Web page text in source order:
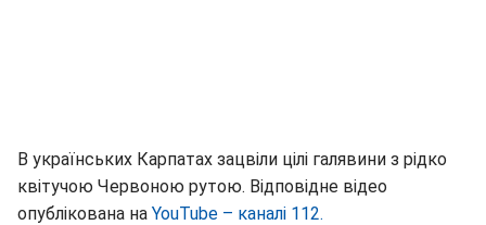
В українських Карпатах зацвіли цілі галявини з рідко
квітучою Червоною рутою. Відповідне відео
опублікована на YouTube – каналі 112.